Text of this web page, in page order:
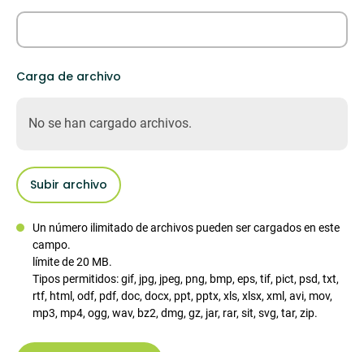
Carga de archivo
No se han cargado archivos.
Subir archivo
Un número ilimitado de archivos pueden ser cargados en este
campo.
límite de 20 MB.
Tipos permitidos: gif, jpg, jpeg, png, bmp, eps, tif, pict, psd, txt,
rtf, html, odf, pdf, doc, docx, ppt, pptx, xls, xlsx, xml, avi, mov,
mp3, mp4, ogg, wav, bz2, dmg, gz, jar, rar, sit, svg, tar, zip.